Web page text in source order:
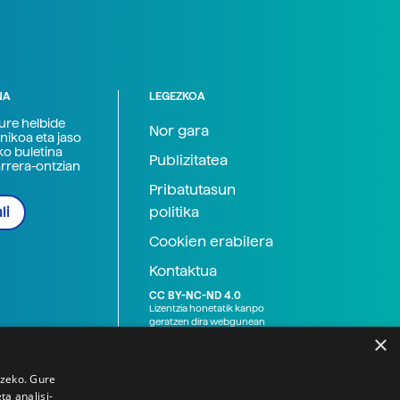
helbide
eta jaso
buletina
ontzian
LEGEZKOA
Nor gara
Publizitatea
Pribatutasun
politika
Cookien erabilera
Kontaktua
CC BY-NC-ND 4.0
Lizentzia honetatik kanpo
geratzen dira webgunean
×
Gure
analisi-